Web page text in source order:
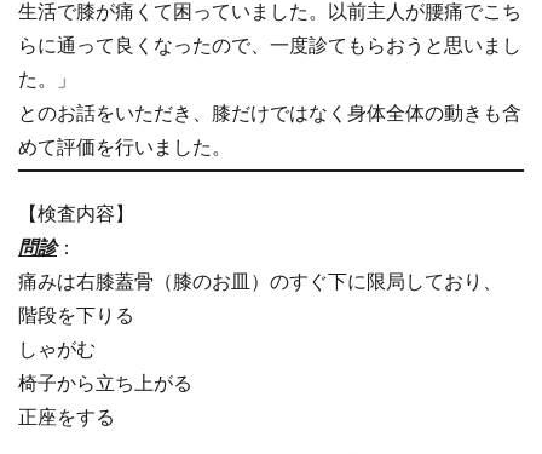
生活で膝が痛くて困っていました。以前主人が腰痛でこち
らに通って良くなったので、一度診てもらおうと思いまし
た。」
とのお話をいただき、膝だけではなく身体全体の動きも含
めて評価を行いました。
【検査内容】
問診：
痛みは右膝蓋骨（膝のお皿）のすぐ下に限局しており、
階段を下りる
しゃがむ
椅子から立ち上がる
正座をする